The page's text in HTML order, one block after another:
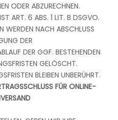
ODER ABZURECHNEN.
ART. 6 ABS. 1 LIT. B DSGVO.
WERDEN NACH ABSCHLUSS
DER
DER GGF. BESTEHENDEN
GELÖSCHT.
BLEIBEN UNBERÜHRT.
FÜR ONLINE-